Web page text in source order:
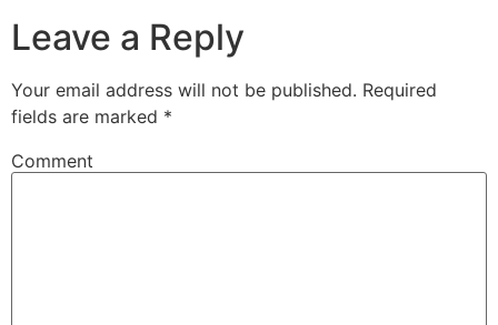
Leave a Reply
Your email address will not be published. Required
fields are marked *
Comment